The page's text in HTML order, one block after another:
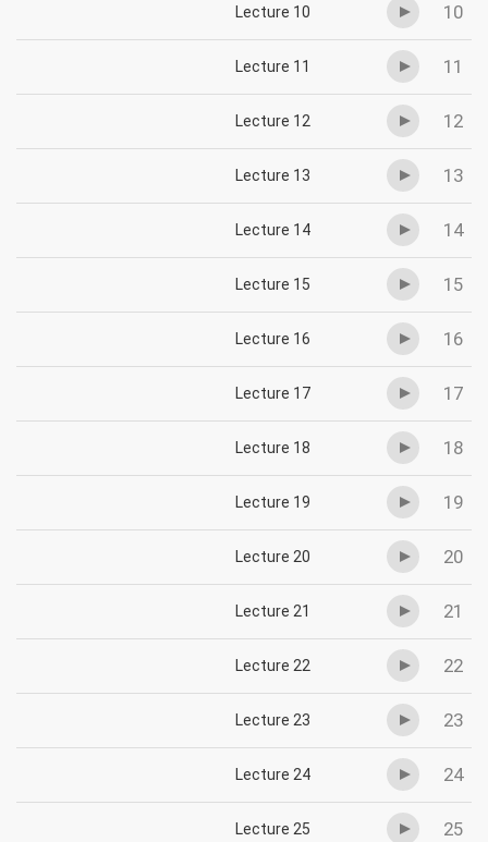
10
Lecture 10
11
Lecture 11
12
Lecture 12
13
Lecture 13
14
Lecture 14
15
Lecture 15
16
Lecture 16
17
Lecture 17
18
Lecture 18
19
Lecture 19
20
Lecture 20
21
Lecture 21
22
Lecture 22
23
Lecture 23
24
Lecture 24
25
Lecture 25